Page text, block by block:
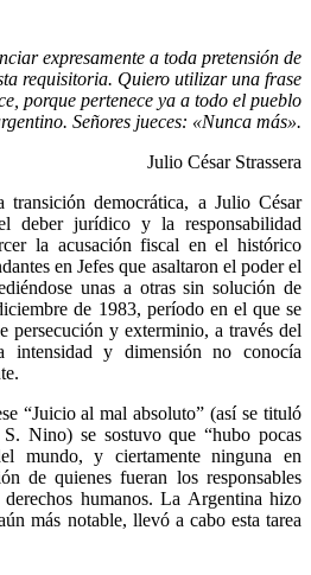
expresamente a toda pretensión de
requisitoria. Quiero utilizar una frase
porque pertenece ya a todo el pueblo
Señores jueces: «Nunca más».
Julio César Strassera
democrática, a Julio César
deber jurídico y la responsabilidad
la acusación fiscal en el histórico
en Jefes que asaltaron el poder el
unas a otras sin solución de
de 1983, período en el que se
persecución y exterminio, a través del
intensidad y dimensión no conocía
“Juicio al mal absoluto” (así se tituló
Nino) se sostuvo que “hubo pocas
mundo, y ciertamente ninguna en
de quienes fueran los responsables
humanos. La Argentina hizo
más notable, llevó a cabo esta tarea